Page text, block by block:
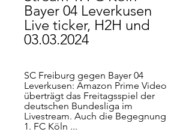
Bayer 04 Leverkusen
Live ticker, H2H und
03.03.2024
SC Freiburg gegen Bayer 04
Leverkusen: Amazon Prime Video
überträgt das Freitagsspiel der
deutschen Bundesliga im
Livestream. Auch die Begegnung
1. FC Köln ...